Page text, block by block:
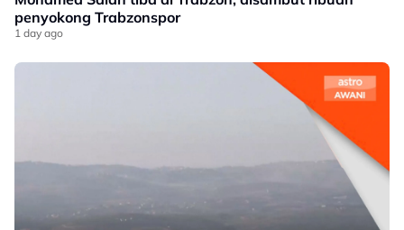
penyokong Trabzonspor
1 day ago